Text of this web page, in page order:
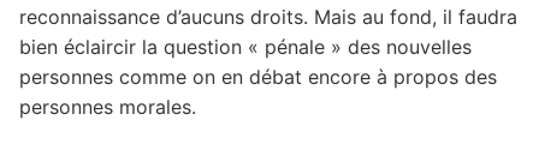
reconnaissance d’aucuns droits. Mais au fond, il faudra
bien éclaircir la question « pénale » des nouvelles
personnes comme on en débat encore à propos des
personnes morales.